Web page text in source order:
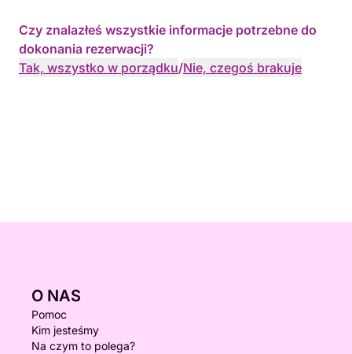
Czy znalazłeś wszystkie informacje potrzebne do
dokonania rezerwacji?
Tak, wszystko w porządku/Nie, czegoś brakuje
O NAS
Pomoc
Kim jesteśmy
Na czym to polega?